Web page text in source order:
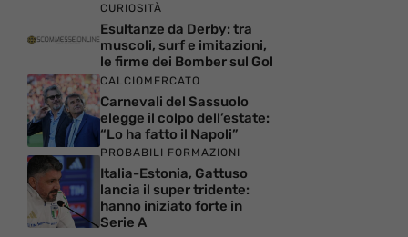
CURIOSITÀ
Esultanze da Derby: tra
muscoli, surf e imitazioni,
le firme dei Bomber sul Gol
CALCIOMERCATO
Carnevali del Sassuolo
elegge il colpo dell’estate:
“Lo ha fatto il Napoli”
PROBABILI FORMAZIONI
Italia-Estonia, Gattuso
lancia il super tridente:
hanno iniziato forte in
Serie A